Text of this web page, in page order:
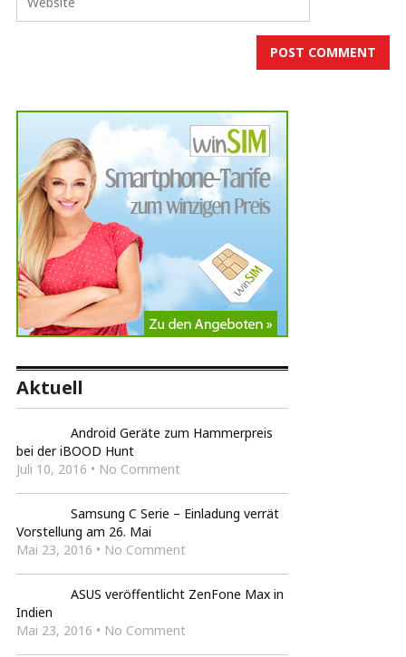
Aktuell
Android Geräte zum Hammerpreis
bei der iBOOD Hunt
Juli 10, 2016 • No Comment
Samsung C Serie – Einladung verrät
Vorstellung am 26. Mai
Mai 23, 2016 • No Comment
ASUS veröffentlicht ZenFone Max in
Indien
Mai 23, 2016 • No Comment